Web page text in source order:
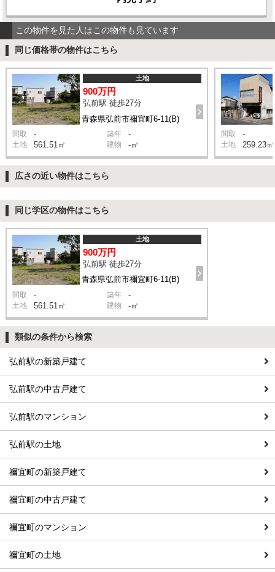
この物件を見た人はこの物件も見ています
同じ価格帯の物件はこちら
青森県弘前市禰宜町6-11(B)
土地
900万円
弘前駅 徒歩27分
間取 - 築年 -
土地 561.51㎡ 建物 -㎡
間取 -
土地 259.23㎡
広さの近い物件はこちら
同じ学区の物件はこちら
青森県弘前市禰宜町6-11(B)
土地
900万円
弘前駅 徒歩27分
間取 - 築年 -
土地 561.51㎡ 建物 -㎡
類似の条件から検索
弘前駅の新築戸建て
弘前駅の中古戸建て
弘前駅のマンション
弘前駅の土地
禰宜町の新築戸建て
禰宜町の中古戸建て
禰宜町のマンション
禰宜町の土地